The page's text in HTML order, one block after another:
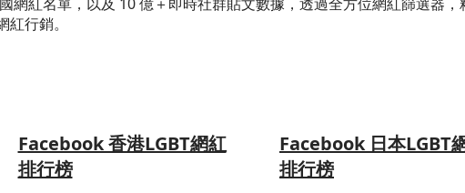
行銷。
Facebook 香港LGBT網紅
排行榜
Facebook 日本LGBT
排行榜